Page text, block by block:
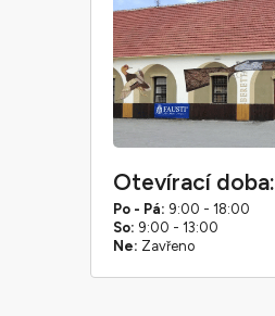
Otevírací doba:
Po - Pá: 9:00 - 18:00
So: 9:00 - 13:00
Ne: Zavřeno